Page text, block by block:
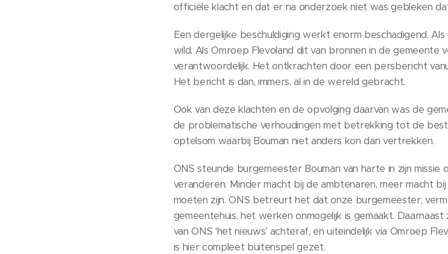
officiële klacht en dat er na onderzoek niet was gebleken
Een dergelijke beschuldiging werkt enorm beschadigend.
wild. Als Omroep Flevoland dit van bronnen in de
verantwoordelijk. Het ontkrachten door een persbericht
Het bericht is dan, immers, al in de wereld gebracht.
Ook van deze klachten en de opvolging daarvan was de
de problematische verhoudingen met betrekking tot de
optelsom waarbij Bouman niet anders kon dan vertrekken.
ONS steunde burgemeester Bouman van harte in zijn
veranderen. Minder macht bij de ambtenaren, meer macht
moeten zijn. ONS betreurt het dat onze burgemeester,
gemeentehuis, het werken onmogelijk is gemaakt.
van ONS 'het nieuws' achteraf, en uiteindelijk via Omroep
is hier compleet buitenspel gezet.